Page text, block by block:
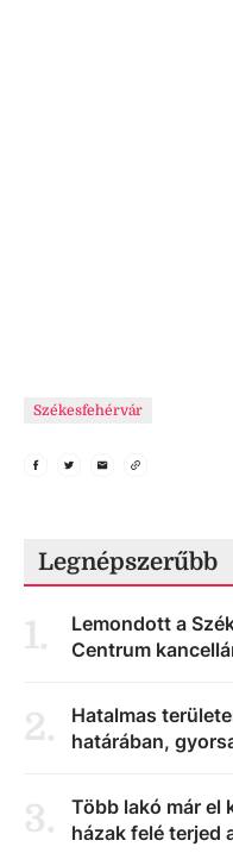
Székesfehérvár
Legnépszerűbb
1.
Lemondott a
Centrum
2.
Hatalmas
határában,
3.
Több lakó már el
házak felé terjed